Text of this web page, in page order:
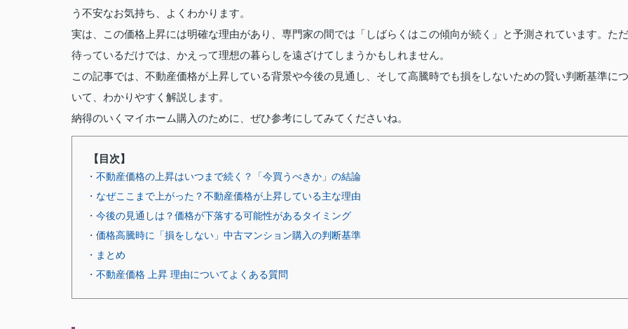
う不安なお気持ち、よくわかります。
実は、この価格上昇には明確な理由があり、専門家の間では「しばらくはこの傾向が続く」と予測されています。ただ
待っているだけでは、かえって理想の暮らしを遠ざけてしまうかもしれません。
この記事では、不動産価格が上昇している背景や今後の見通し、そして高騰時でも損をしないための賢い判断基準につ
いて、わかりやすく解説します。
納得のいくマイホーム購入のために、ぜひ参考にしてみてくださいね。
【目次】
・不動産価格の上昇はいつまで続く？「今買うべきか」の結論
・なぜここまで上がった？不動産価格が上昇している主な理由
・今後の見通しは？価格が下落する可能性があるタイミング
・価格高騰時に「損をしない」中古マンション購入の判断基準
・まとめ
・不動産価格 上昇 理由についてよくある質問